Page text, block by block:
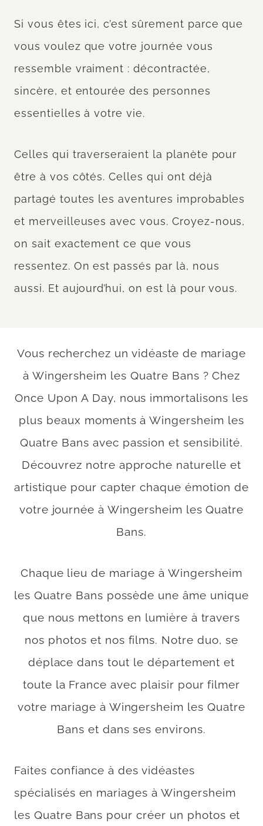
Si vous êtes ici, c’est sûrement parce que
vous voulez que votre journée vous
ressemble vraiment : décontractée,
sincère, et entourée des personnes
essentielles à votre vie.
Celles qui traverseraient la planète pour
être à vos côtés. Celles qui ont déjà
partagé toutes les aventures improbables
et merveilleuses avec vous. Croyez-nous,
on sait exactement ce que vous
ressentez. On est passés par là, nous
aussi. Et aujourd’hui, on est là pour vous.
Vous recherchez un vidéaste de mariage
à Wingersheim les Quatre Bans ? Chez
Once Upon A Day, nous immortalisons les
plus beaux moments à Wingersheim les
Quatre Bans avec passion et sensibilité.
Découvrez notre approche naturelle et
artistique pour capter chaque émotion de
votre journée à Wingersheim les Quatre
Bans.
Chaque lieu de mariage à Wingersheim
les Quatre Bans possède une âme unique
que nous mettons en lumière à travers
nos photos et nos films. Notre duo, se
déplace dans tout le département et
toute la France avec plaisir pour filmer
votre mariage à Wingersheim les Quatre
Bans et dans ses environs.
Faites confiance à des vidéastes
spécialisés en mariages à Wingersheim
les Quatre Bans pour créer un photos et